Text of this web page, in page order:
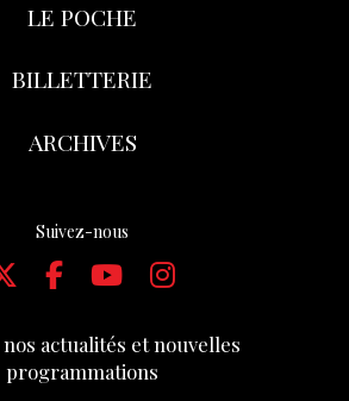
LE POCHE
BILLETTERIE
ARCHIVES
Suivez-nous
nos actualités et nouvelles
programmations